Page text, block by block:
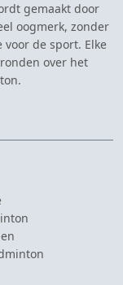
gemaakt door
oogmerk, zonder
de sport. Elke
over het